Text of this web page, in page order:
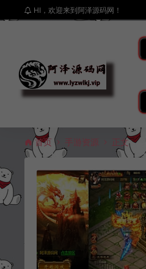
HI，欢迎来到阿泽源码网！
首页 手游资源 正文